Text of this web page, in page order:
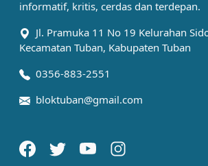
informatif, kritis, cerdas dan terdepan.
Jl. Pramuka 11 No 19 Kelurahan
Kecamatan Tuban, Kabupaten Tuban
0356-883-2551
bloktuban@gmail.com